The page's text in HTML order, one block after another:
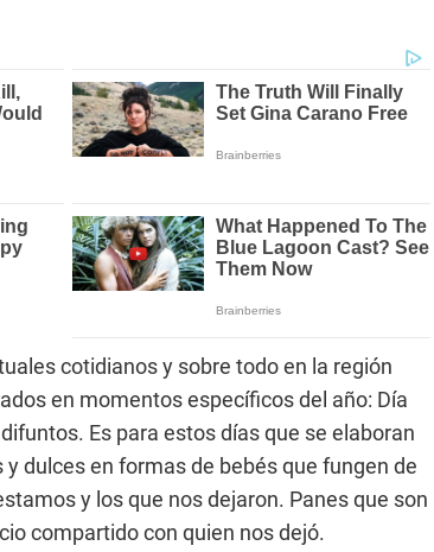
cotidianos y sobre todo en la región
en momentos específicos del año: Día
Es para estos días que se elaboran
y dulces en formas de bebés que fungen de
y los que nos dejaron. Panes que son
compartido con quien nos dejó.